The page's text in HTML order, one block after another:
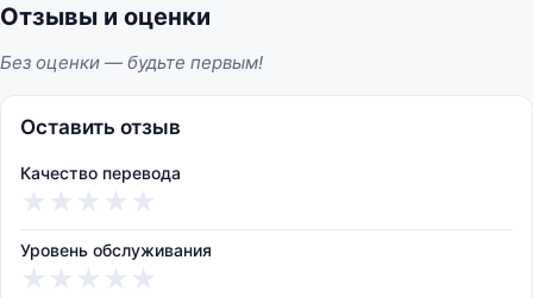
Отзывы и оценки
Без оценки — будьте первым!
Оставить отзыв
Качество перевода
★
★
★
★
★
Уровень обслуживания
★
★
★
★
★